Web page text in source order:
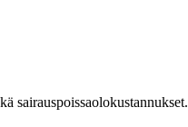
sairauspoissaolokustannukset.